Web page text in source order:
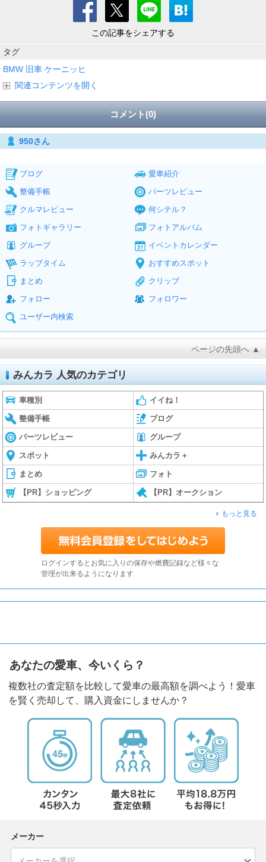
この記事をシェアする
タグ
BMW 旧車 ケーニッヒ
関連コンテンツを開く
コメント(0)
950さん
ブログ
愛車紹介
整備手帳
パーツレビュー
クルマレビュー
何シテル？
フォトギャラリー
フォトアルバム
グループ
イベントカレンダー
ラップタイム
おすすめスポット
まとめ
クリップ
フォロー
フォロワー
ユーザー内検索
ページの先頭へ ▲
みんカラ 人気のカテゴリ
車種別 イイね！
整備手帳 ブログ
パーツレビュー グループ
スポット みんカラ＋
まとめ フォト
【PR】ショッピング 【PR】オークション
もっと見る
ログインするとお気に入りの保存や燃費記録など様々な
管理が出来るようになります
あなたの愛車、今いくら？
複数社の査定額を比較して愛車の最高額を調べよう！愛車
を賢く売却して、購入資金にしませんか？
メーカー